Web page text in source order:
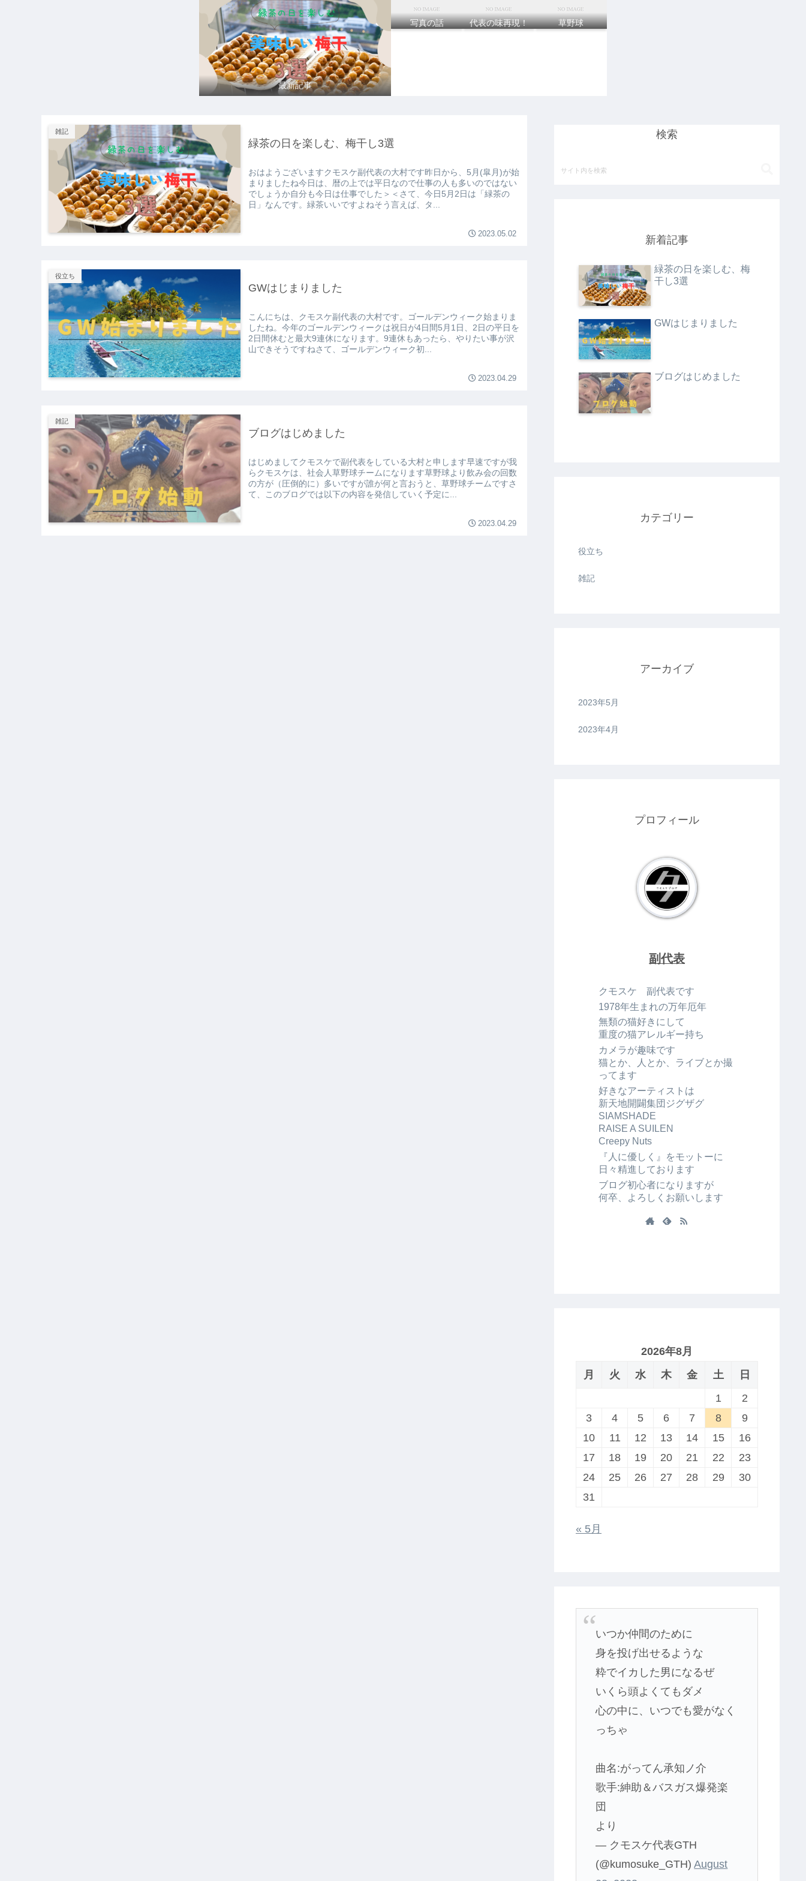
最新記事
写真の話
代表の味再現！
草野球
雑記
緑茶の日を楽しむ、梅干し3選
おはようございますクモスケ副代表の大村です昨日から、5月(皐月)が始
まりましたね今日は、暦の上では平日なので仕事の人も多いのではない
でしょうか自分も今日は仕事でした＞＜さて、今日5月2日は「緑茶の
日」なんです。緑茶いいですよねそう言えば、タ...
2023.05.02
役立ち
GWはじまりました
こんにちは、クモスケ副代表の大村です。ゴールデンウィーク始まりま
したね。今年のゴールデンウィークは祝日が4日間5月1日、2日の平日を
2日間休むと最大9連休になります。9連休もあったら、やりたい事が沢
山できそうですねさて、ゴールデンウィーク初...
2023.04.29
雑記
ブログはじめました
はじめましてクモスケで副代表をしている大村と申します早速ですが我
らクモスケは、社会人草野球チームになります草野球より飲み会の回数
の方が（圧倒的に）多いですが誰が何と言おうと、草野球チームですさ
て、このブログでは以下の内容を発信していく予定に...
2023.04.29
検索
新着記事
緑茶の日を楽しむ、梅
干し3選
GWはじまりました
ブログはじめました
カテゴリー
役立ち
雑記
アーカイブ
2023年5月
2023年4月
プロフィール
副代表
クモスケ 副代表です
1978年生まれの万年厄年
無類の猫好きにして
重度の猫アレルギー持ち
カメラが趣味です
猫とか、人とか、ライブとか撮
ってます
好きなアーティストは
新天地開闢集団ジグザグ
SIAMSHADE
RAISE A SUILEN
Creepy Nuts
『人に優しく』をモットーに
日々精進しております
ブログ初心者になりますが
何卒、よろしくお願いします
2026年8月
月
火 水 木 金 土
日
1
2
3
4 5 6 7 8
9
10
11 12 13 14 15
16
17
18 19 20 21 22
23
24
25 26 27 28 29
30
31
« 5月
いつか仲間のために
身を投げ出せるような
粋でイカした男になるぜ
いくら頭よくてもダメ
心の中に、いつでも愛がなく
っちゃ
曲名:がってん承知ノ介
歌手:紳助＆バスガス爆発楽
団
より
— クモスケ代表GTH
(@kumosuke_GTH)August